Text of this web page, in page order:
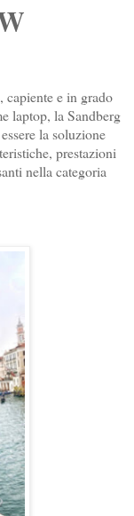
capiente e in grado
laptop, la Sandberg
la soluzione
prestazioni
nella categoria